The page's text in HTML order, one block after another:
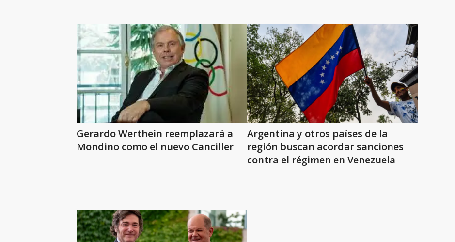
Gerardo Werthein reemplazará a
Mondino como el nuevo Canciller
Argentina y otros países de la
región buscan acordar sanciones
contra el régimen en Venezuela